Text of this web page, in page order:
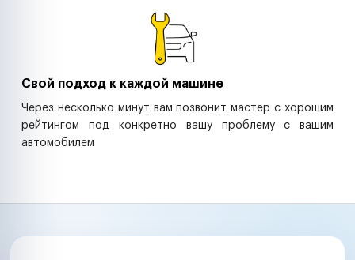
Свой подход к каждой машине
Через несколько минут вам позвонит мастер с хорошим
рейтингом под конкретно вашу проблему с вашим
автомобилем